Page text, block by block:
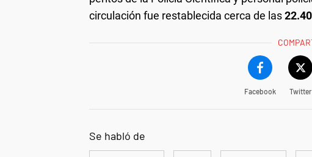
circulación fue restablecida cerca de las22.40
Facebook Twitter
Se habló de